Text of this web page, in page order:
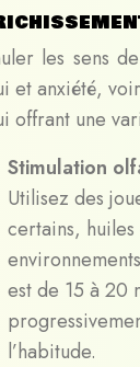
les sens
et anxiété,
offrant une
Stimulation
Utilisez des
certains,
est de 15 à 20
l’habitude.